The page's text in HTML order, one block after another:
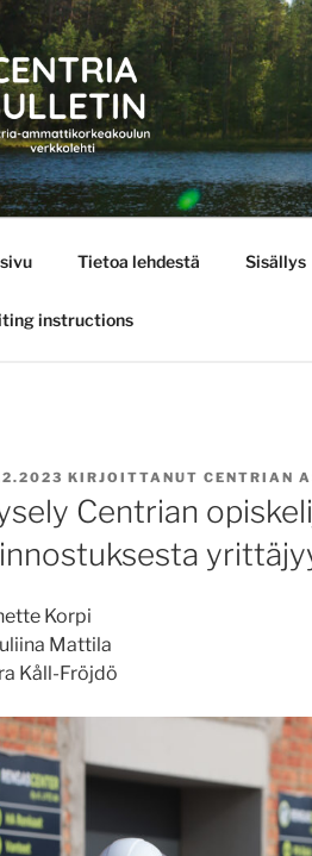
Tietoa lehdestä Sisällys
instructions
KIRJOITTANUT CENTRIAN
Centrian
Korpi
Mattila
Kåll-Fröjdö